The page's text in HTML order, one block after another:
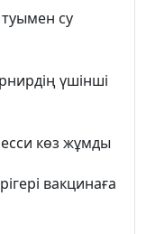
су
үшінші
көз жұмды
вакцинаға